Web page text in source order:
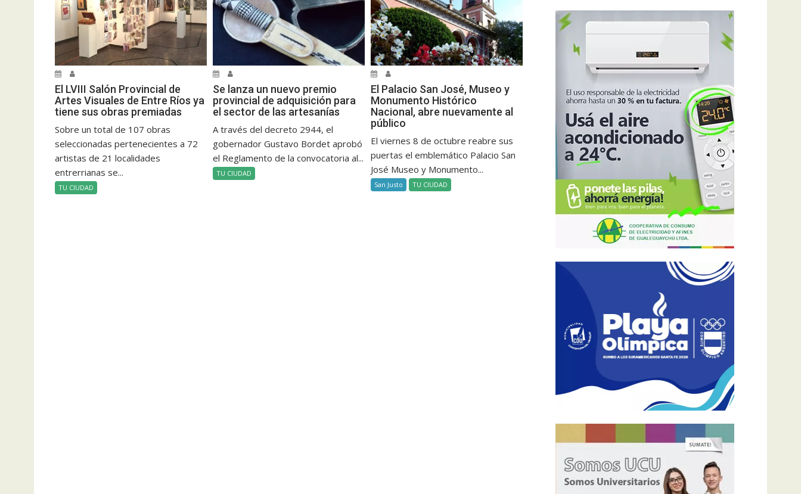
El LVIII Salón Provincial de
Artes Visuales de Entre Ríos ya
tiene sus obras premiadas
Sobre un total de 107 obras
seleccionadas pertenecientes a 72
artistas de 21 localidades
entrerrianas se...
TU CIUDAD
Se lanza un nuevo premio
provincial de adquisición para
el sector de las artesanías
A través del decreto 2944, el
gobernador Gustavo Bordet aprobó
el Reglamento de la convocatoria al...
TU CIUDAD
El Palacio San José, Museo y
Monumento Histórico
Nacional, abre nuevamente al
público
El viernes 8 de octubre reabre sus
puertas el emblemático Palacio San
José Museo y Monumento...
San Justo TU CIUDAD